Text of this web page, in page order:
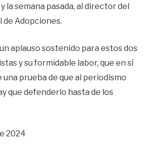
la semana pasada, al director del
de Adopciones.
aplauso sostenido para estos dos
y su formidable labor, que en sí
prueba de que al periodismo
que defenderlo hasta de los
2024